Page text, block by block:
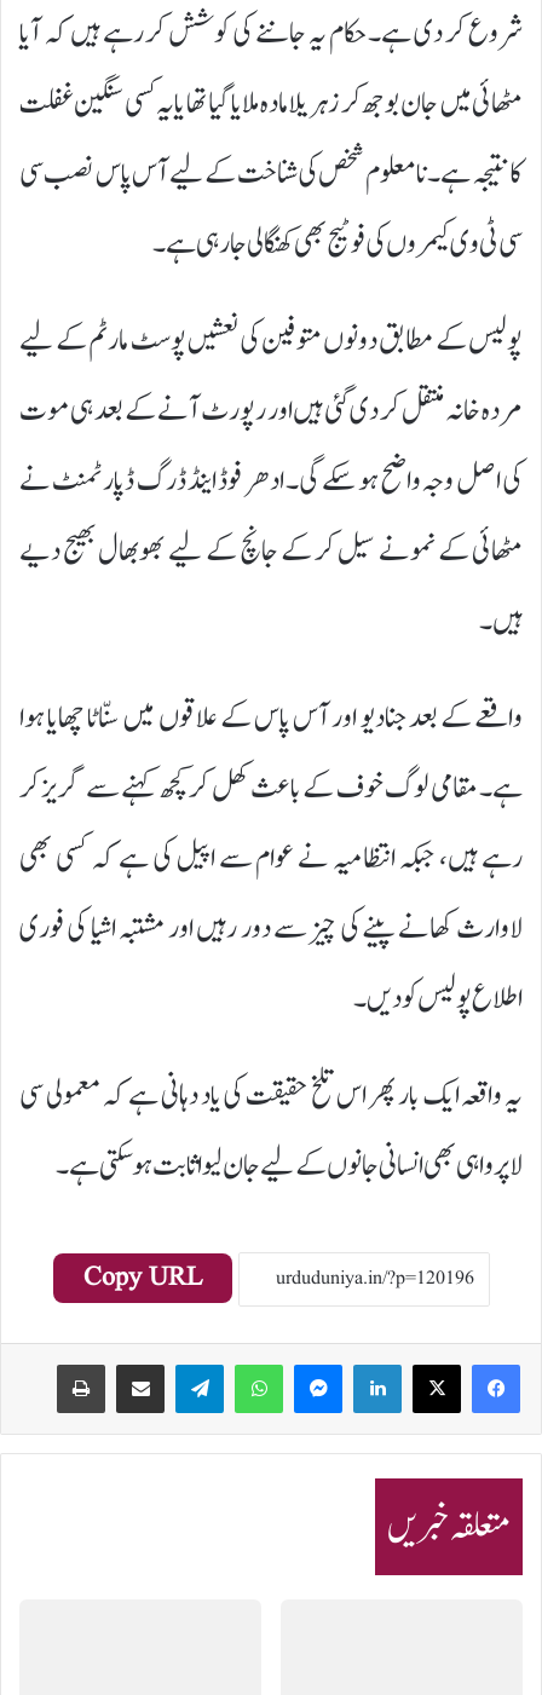
شروع کر دی ہے۔ حکام یہ جاننے کی کوشش کر رہے ہیں کہ آیا
مٹھائی میں جان بوجھ کر زہریلا مادہ ملایا گیا تھا یا یہ کسی سنگین غفلت
کا نتیجہ ہے۔ نامعلوم شخص کی شناخت کے لیے آس پاس نصب سی
سی ٹی وی کیمروں کی فوٹیج بھی کھنگالی جا رہی ہے۔
پولیس کے مطابق دونوں متوفین کی نعشیں پوسٹ مارٹم کے لیے
مردہ خانہ منتقل کر دی گئی ہیں اور رپورٹ آنے کے بعد ہی موت
کی اصل وجہ واضح ہو سکے گی۔ ادھر فوڈ اینڈ ڈرگ ڈپارٹمنٹ نے
مٹھائی کے نمونے سیل کر کے جانچ کے لیے بھوبھال بھیج دیے
ہیں۔
واقعے کے بعد جنادیو اور آس پاس کے علاقوں میں سنّاٹا چھایا ہوا
ہے۔ مقامی لوگ خوف کے باعث کھل کر کچھ کہنے سے گریز کر
رہے ہیں، جبکہ انتظامیہ نے عوام سے اپیل کی ہے کہ کسی بھی
لاوارث کھانے پینے کی چیز سے دور رہیں اور مشتبہ اشیا کی فوری
اطلاع پولیس کو دیں۔
یہ واقعہ ایک بار پھر اس تلخ حقیقت کی یاد دہانی ہے کہ معمولی سی
لاپرواہی بھی انسانی جانوں کے لیے جان لیوا ثابت ہو سکتی ہے۔
Copy URL
LinkedIn
WhatsApp
Telegram
متعلقہ خبریں